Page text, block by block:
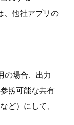
、他社アプリの
の場合、出力
照可能な共有
ど）にして、